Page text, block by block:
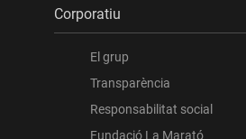
Corporatiu
El grup
Transparència
Responsabilitat social
Fundació La Marató